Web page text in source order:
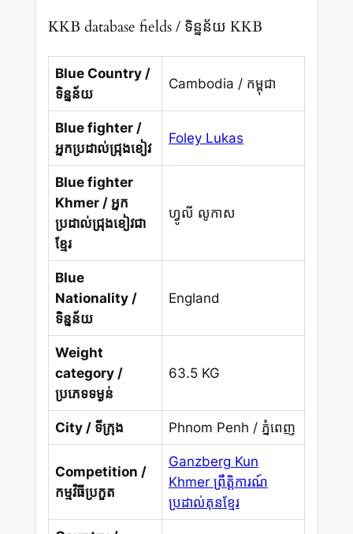
KKB database fields / ទិន្នន័យ KKB
Blue Country /
ទិន្នន័យ
Cambodia / កម្ពុជា
Blue fighter /
អ្នកប្រដាល់ជ្រុងខៀវ
Foley Lukas
Blue fighter
Khmer / អ្នក
ប្រដាល់ជ្រុងខៀវជា
ខ្មែរ
ហ្វូលី លូកាស
Blue
Nationality /
ទិន្នន័យ
England
Weight
category /
ប្រភេទទម្ងន់
63.5 KG
City / ទីក្រុង Phnom Penh / ភ្នំពេញ
Competition /
កម្មវិធីប្រកួត
Ganzberg Kun
Khmer ព្រឹត្តិការណ៍
ប្រដាល់គុនខ្មែរ